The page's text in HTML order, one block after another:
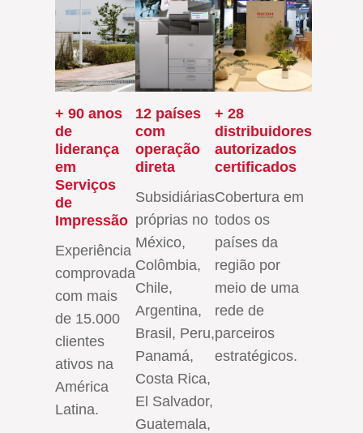
+ 90 anos
de
liderança
em
Serviços
de
Impressão
Experiência
comprovada
com mais
de 15.000
clientes
ativos na
América
Latina.
12 países
com
operação
direta
Subsidiárias
próprias no
México,
Colômbia,
Chile,
Argentina,
Brasil, Peru,
Panamá,
Costa Rica,
El Salvador,
Guatemala,
+ 28
distribuidores
autorizados
certificados
Cobertura em
todos os
países da
região por
meio de uma
rede de
parceiros
estratégicos.